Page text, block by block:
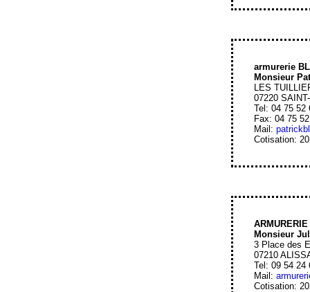
armurerie
Monsieur
LES
07220
Tel: 04 75 52
Fax: 04 75
Mail:
Cotisation:
ARMURERIE
Monsieur
3 Place des
07210
Tel: 09 54 24
Mail:
Cotisation: